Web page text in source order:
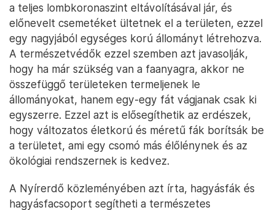
a teljes lombkoronaszint eltávolításával jár, és
előnevelt csemetéket ültetnek el a területen, ezzel
egy nagyjából egységes korú állományt létrehozva.
A természetvédők ezzel szemben azt javasolják,
hogy ha már szükség van a faanyagra, akkor ne
összefüggő területeken termeljenek le
állományokat, hanem egy-egy fát vágjanak csak ki
egyszerre. Ezzel azt is elősegíthetik az erdészek,
hogy változatos életkorú és méretű fák borítsák be
a területet, ami egy csomó más élőlénynek és az
ökológiai rendszernek is kedvez.
A Nyírerdő közleményében azt írta, hagyásfák és
hagyásfacsoport segítheti a természetes